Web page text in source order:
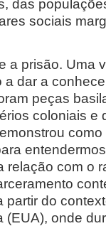
das
sociais
a prisão. Uma
dar a
peças
coloniais e
com o
do
(EUA), onde